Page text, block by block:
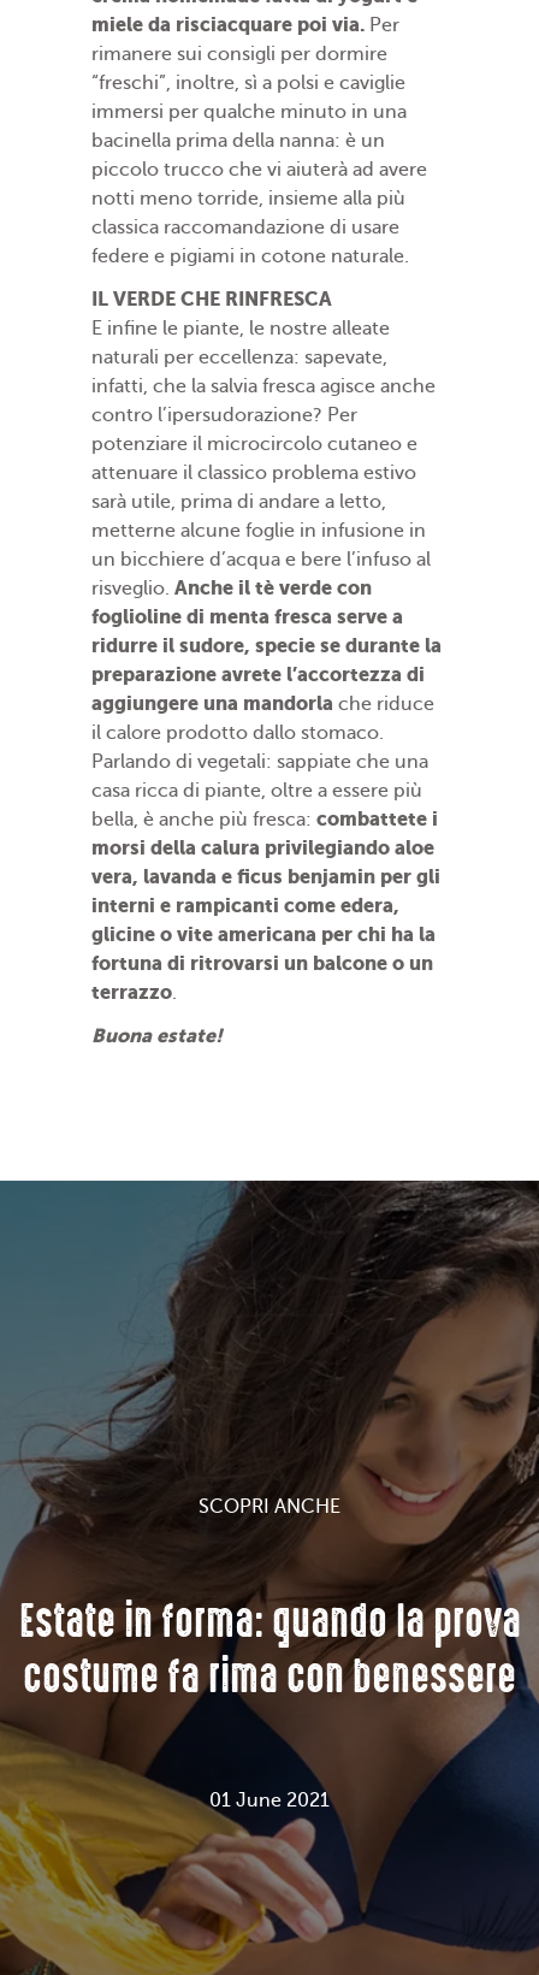
miele da risciacquare poi via. Per
rimanere sui consigli per dormire
“freschi”, inoltre, sì a polsi e caviglie
immersi per qualche minuto in una
bacinella prima della nanna: è un
piccolo trucco che vi aiuterà ad avere
notti meno torride, insieme alla più
classica raccomandazione di usare
federe e pigiami in cotone naturale.
IL VERDE CHE RINFRESCA
E infine le piante, le nostre alleate
naturali per eccellenza: sapevate,
infatti, che la salvia fresca agisce anche
contro l’ipersudorazione? Per
potenziare il microcircolo cutaneo e
attenuare il classico problema estivo
sarà utile, prima di andare a letto,
metterne alcune foglie in infusione in
un bicchiere d’acqua e bere l’infuso al
risveglio. Anche il tè verde con
foglioline di menta fresca serve a
ridurre il sudore, specie se durante la
preparazione avrete l’accortezza di
aggiungere una mandorla che riduce
il calore prodotto dallo stomaco.
Parlando di vegetali: sappiate che una
casa ricca di piante, oltre a essere più
bella, è anche più fresca: combattete i
morsi della calura privilegiando aloe
vera, lavanda e ficus benjamin per gli
interni e rampicanti come edera,
glicine o vite americana per chi ha la
fortuna di ritrovarsi un balcone o un
terrazzo.
Buona estate!
SCOPRI ANCHE
Estate in forma: quando la prova
costume fa rima con benessere
01 June 2021